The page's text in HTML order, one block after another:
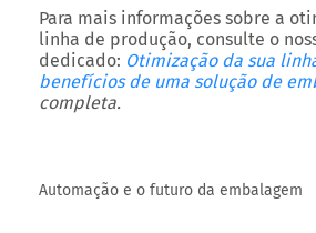
Para mais informações sobre a
linha de produção, consulte o
dedicado: Otimização da sua
benefícios de uma solução de
completa.
Automação e o futuro da embalagem